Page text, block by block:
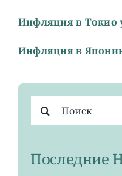
Инфляция в Токио
Инфляция в
поиска:
Последние